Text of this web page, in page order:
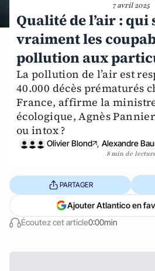
7 avril 2025
Qualité de l’air : qui
vraiment les
pollution aux
La pollution de l’air est
40.000 décès prématurés
France, affirme la
écologique, Agnès
ou intox ?
Olivier Blond , Alexandre
8 min de
Écoutez cet article0:00min
PARTAGER
Ajouter Atlantico en